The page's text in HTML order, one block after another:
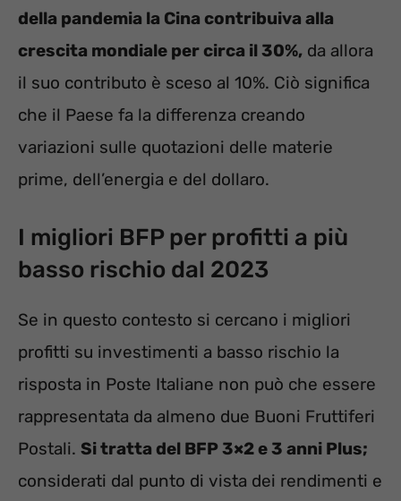
della pandemia la Cina contribuiva alla
crescita mondiale per circa il 30%, da allora
il suo contributo è sceso al 10%. Ciò significa
che il Paese fa la differenza creando
variazioni sulle quotazioni delle materie
prime, dell’energia e del dollaro.
I migliori BFP per profitti a più
basso rischio dal 2023
Se in questo contesto si cercano i migliori
profitti su investimenti a basso rischio la
risposta in Poste Italiane non può che essere
rappresentata da almeno due Buoni Fruttiferi
Postali. Si tratta del BFP 3×2 e 3 anni Plus;
considerati dal punto di vista dei rendimenti e